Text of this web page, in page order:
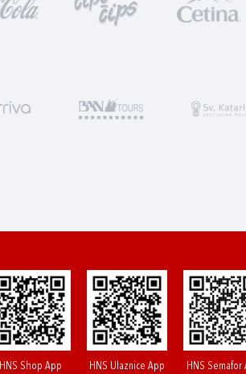
HNS Shop App HNS Ulaznice App HNS Semafor